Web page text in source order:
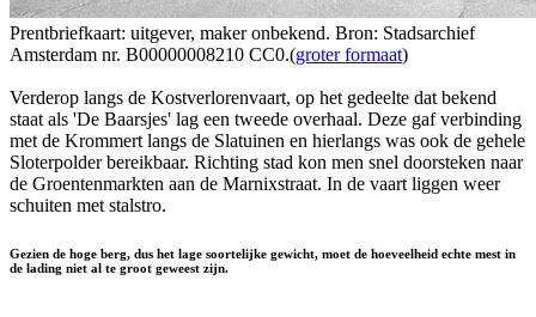
Prentbriefkaart: uitgever, maker onbekend. Bron: Stadsarchief
Amsterdam nr. B00000008210 CC0.(groter formaat)
Verderop langs de Kostverlorenvaart, op het gedeelte dat bekend
staat als 'De Baarsjes' lag een tweede overhaal. Deze gaf verbinding
met de Krommert langs de Slatuinen en hierlangs was ook de gehele
Sloterpolder bereikbaar. Richting stad kon men snel doorsteken naar
de Groentenmarkten aan de Marnixstraat. In de vaart liggen weer
schuiten met stalstro.
Gezien de hoge berg, dus het lage soortelijke gewicht, moet de hoeveelheid echte mest in
de lading niet al te groot geweest zijn.